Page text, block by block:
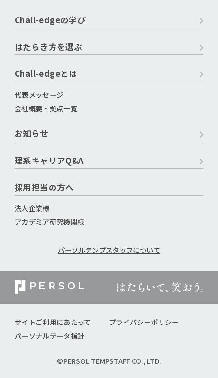
Chall-edgeの学び
はたらき方を選ぶ
Chall-edgeとは
代表メッセージ
会社概要・拠点一覧
お知らせ
理系キャリアQ&A
採用担当の方へ
法人企業様
アカデミア研究機関様
パーソルテンプスタッフについて
サイトご利用にあたって
プライバシーポリシー
パーソナルデータ指針
©PERSOL TEMPSTAFF CO., LTD.